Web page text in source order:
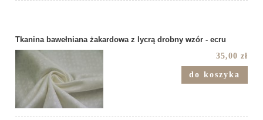
Tkanina bawełniana żakardowa z lycrą drobny wzór - ecru
35,00 zł
do koszyka